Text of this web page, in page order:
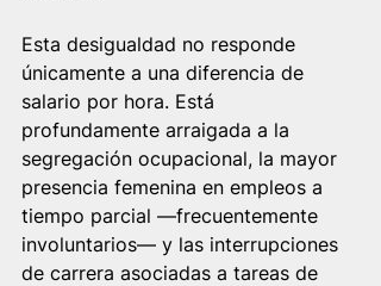
Esta desigualdad no responde
únicamente a una diferencia de
salario por hora. Está
profundamente arraigada a la
segregación ocupacional, la mayor
presencia femenina en empleos a
tiempo parcial —frecuentemente
involuntarios— y las interrupciones
de carrera asociadas a tareas de